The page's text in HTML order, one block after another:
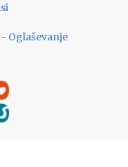
- Oglaševanje